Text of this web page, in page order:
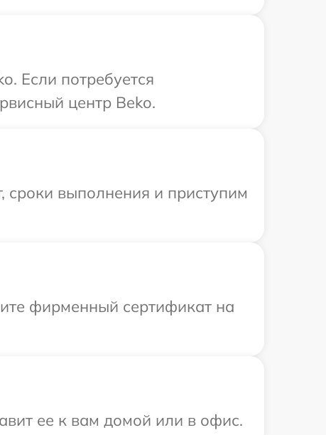
Если потребуется
центр Beko.
сроки выполнения и приступим
фирменный сертификат на
ее к вам домой или в офис.